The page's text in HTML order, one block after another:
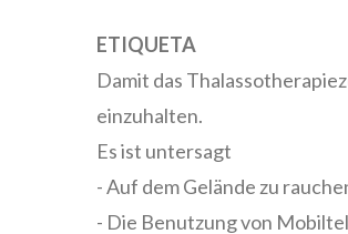
ETIQUETA
Damit das
einzuhalten.
Es ist untersagt
- Auf dem Gelände zu
- Die Benutzung von